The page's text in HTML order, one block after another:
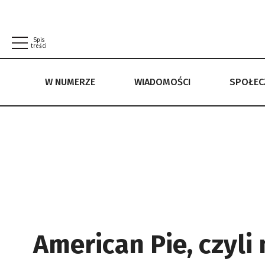
Spis
treści
W NUMERZE WIADOMOŚCI
W NUMERZE WIADOMOŚCI SPOŁECZEŃSTWO
American Pie, czyli